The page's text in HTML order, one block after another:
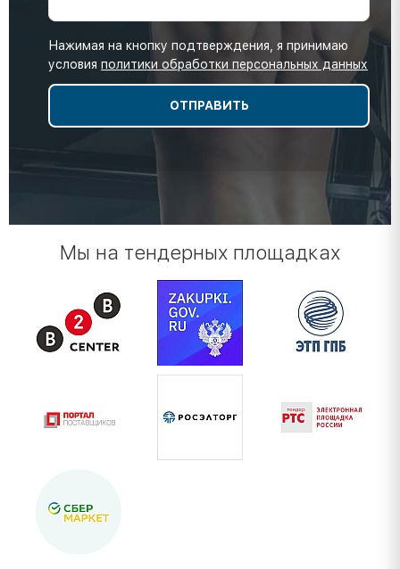
Нажимая на кнопку подтверждения, я принимаю
условия политики обработки персональных данных
Мы на тендерных площадках